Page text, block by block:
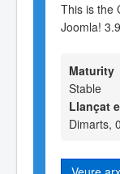
This is the
Joomla!
Maturity
Stable
Llançat
Dimarts,